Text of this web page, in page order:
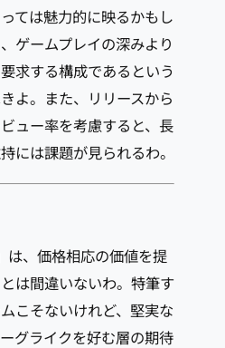
ては魅力的に映るかもし
ゲームプレイの深みより
求する構成であるという
よ。また、リリースから
ュー率を考慮すると、長
には課題が見られるわ。
は、価格相応の価値を提
は間違いないわ。特筆す
こそないけれど、堅実な
グライクを好む層の期待